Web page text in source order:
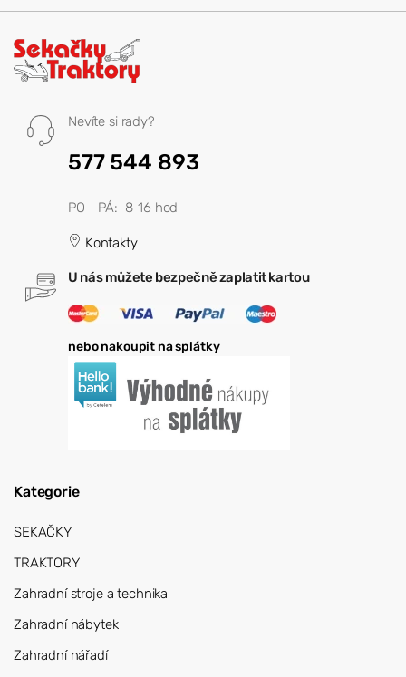
Nevíte si rady?
577 544 893
PO - PÁ: 8-16 hod
Kontakty
U nás můžete bezpečně zaplatit kartou
nebo nakoupit na splátky
Kategorie
SEKAČKY
TRAKTORY
Zahradní stroje a technika
Zahradní nábytek
Zahradní nářadí